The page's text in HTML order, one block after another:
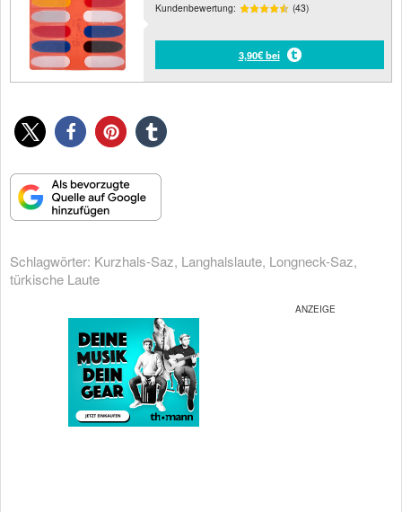
Kundenbewertung: (43)
3,90€ bei
Schlagwörter: Kurzhals-Saz, Langhalslaute, Longneck-Saz,
türkische Laute